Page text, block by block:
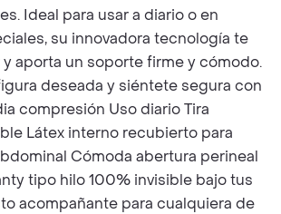
Ideal para usar a diario o en
su innovadora tecnología te
aporta un soporte firme y cómodo.
deseada y siéntete segura con
compresión Uso diario Tira
Látex interno recubierto para
Cómoda abertura perineal
tipo hilo 100% invisible bajo tus
acompañante para cualquiera de